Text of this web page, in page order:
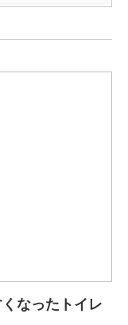
なったトイレ